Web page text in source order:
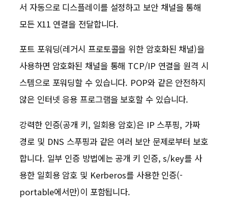
서 자동으로 디스플레이를 설정하고 보안 채널을 통해
모든 X11 연결을 전달합니다.
포트 포워딩(레거시 프로토콜을 위한 암호화된 채널)을
사용하면 암호화된 채널을 통해 TCP/IP 연결을 원격 시
스템으로 포워딩할 수 있습니다. POP와 같은 안전하지
않은 인터넷 응용 프로그램을 보호할 수 있습니다.
강력한 인증(공개 키, 일회용 암호)은 IP 스푸핑, 가짜
경로 및 DNS 스푸핑과 같은 여러 보안 문제로부터 보호
합니다. 일부 인증 방법에는 공개 키 인증, s/key를 사
용한 일회용 암호 및 Kerberos를 사용한 인증(-
portable에서만)이 포함됩니다.